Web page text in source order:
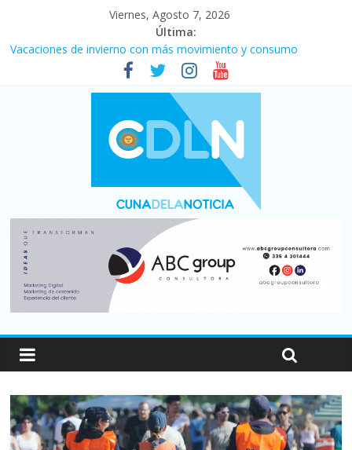
Viernes, Agosto 7, 2026
Última:
Vacaciones de invierno con más movimiento y consumo
turístico: 4,6 millones de personas viajaron por el país, un 5,9%
Fuerte caída de la venta de autos usados en julio: bajó un 12,6%
Central venció 1 a 0 al River de Coudet en el Monumental
La morosidad alcanzó su nivel más alto en dos décadas y ya
Desde que asumió Milei cerraron 41.000 kioscos: el sector
denuncia crisis como en 2001